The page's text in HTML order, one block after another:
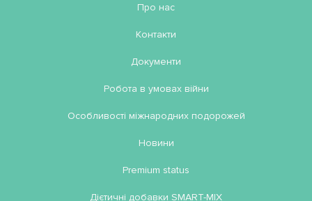
Про нас
Контакти
Документи
Робота в умовах війни
Особливості міжнародних подорожей
Новини
Premium status
Дієтичні добавки SMART-MIX